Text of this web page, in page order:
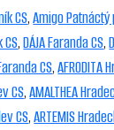
CS,Amigo Patnáctý
CS,DÁJA Faranda CS,
CS,AFRODITA
CS,AMALTHEA
CS,ARTEMIS